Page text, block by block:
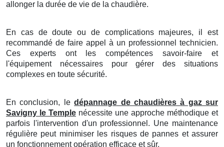
allonger la durée de vie de la chaudière.
En cas de doute ou de complications majeures, il est
recommandé de faire appel à un professionnel technicien.
Ces experts ont les compétences savoir-faire et
l'équipement nécessaires pour gérer des situations
complexes en toute sécurité.
En conclusion, ledépannage de chaudières à gaz sur
Savigny le Temple nécessite une approche méthodique et
parfois l'intervention d'un professionnel. Une maintenance
régulière peut minimiser les risques de pannes et assurer
un fonctionnement opération efficace et sûr.